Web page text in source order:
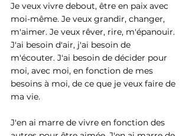
Je veux vivre debout, être en paix avec
moi-même. Je veux grandir, changer,
m'aimer. Je veux rêver, rire, m'épanouir.
J'ai besoin d'air, j'ai besoin de
m'écouter. J'ai besoin de décider pour
moi, avec moi, en fonction de mes
besoins à moi, de ce que je veux faire de
ma vie.
J'en ai marre de vivre en fonction des